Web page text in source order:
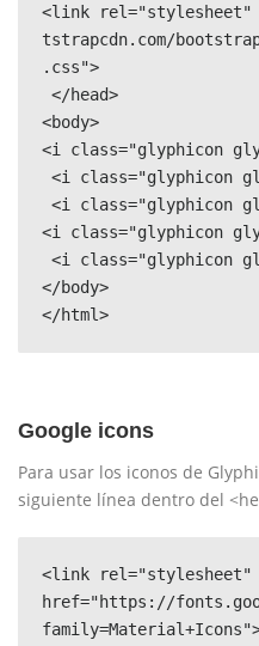
<link rel="stylesheet"
tstrapcdn.com/
.css">
<body>
<i class="glyphicon
<i class="glyphicon
</body>
</html>
Google icons
Para usar los iconos de
siguiente línea dentro del
<link rel="stylesheet"
href="https://